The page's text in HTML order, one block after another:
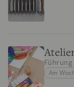
Am